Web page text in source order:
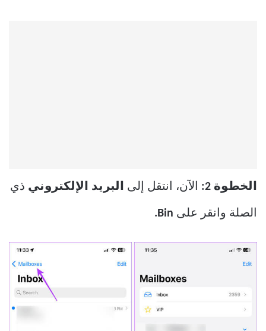
الخطوة 2: الآن، انتقل إلى البريد الإلكتروني ذي
الصلة وانقر على Bin.